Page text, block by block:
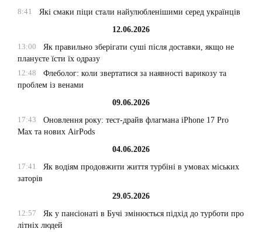
8:41
Які смаки піци стали найулюбленішими серед українців
12.06.2026
13:00
Як правильно зберігати суші після доставки, якщо не
плануєте їсти їх одразу
12:48
Флеболог: коли звертатися за наявності варикозу та
проблем із венами
09.06.2026
17:43
Оновлення року: тест-драйв флагмана iPhone 17 Pro
Max та нових AirPods
04.06.2026
17:41
Як водіям продовжити життя турбіні в умовах міських
заторів
29.05.2026
12:57
Як у пансіонаті в Бучі змінюється підхід до турботи про
літніх людей